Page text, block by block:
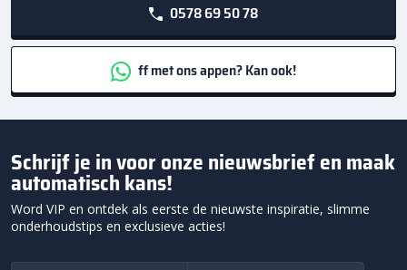
0578 69 50 78
ff met ons appen? Kan ook!
Schrijf je in voor onze nieuwsbrief en maak
automatisch kans!
Word VIP en ontdek als eerste de nieuwste inspiratie, slimme
onderhoudstips en exclusieve acties!